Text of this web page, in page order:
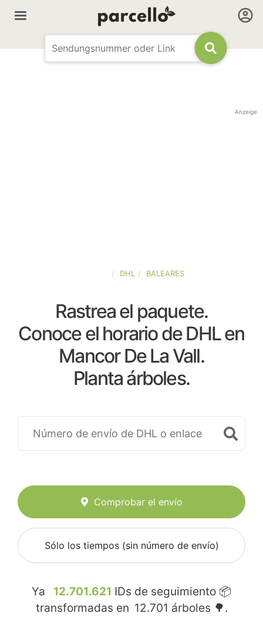
Anzeige
DHL BALEARES
Rastrea el paquete.
Conoce el horario de DHL en
Mancor De La Vall.
Planta árboles.
Comprobar el envío
Sólo los tiempos (sin número de envío)
Ya 12.701.621 IDs de seguimiento 📦
transformadas en 12.701 árboles 🌳.